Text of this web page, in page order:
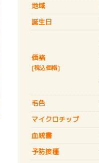
地域
誕生日
価格
[税込価格]
毛色
マイクロチップ
血統書
予防接種